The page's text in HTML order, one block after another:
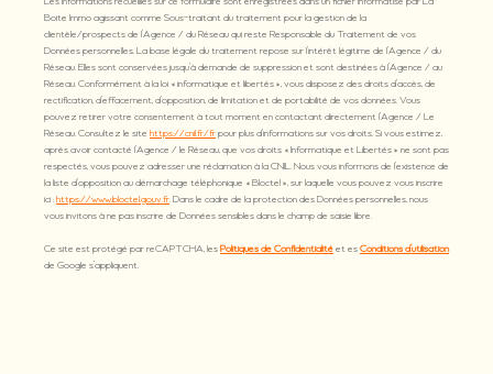
Boite Immo agissant comme Sous-traitant du traitement pour la gestion de la
clientèle/prospects de l'Agence / du Réseau qui reste Responsable du Traitement de vos
Données personnelles. La base légale du traitement repose sur l'intérêt légitime de l'Agence / du
Réseau. Elles sont conservées jusqu'à demande de suppression et sont destinées à l'Agence / au
Réseau. Conformément à la loi « informatique et libertés », vous disposez des droits d’accès, de
rectification, d’effacement, d’opposition, de limitation et de portabilité de vos données. Vous
pouvez retirer votre consentement à tout moment en contactant directement l’Agence / Le
Réseau. Consultez le site https://cnil.fr/frpour plus d’informations sur vos droits. Si vous estimez,
après avoir contacté l'Agence / le Réseau, que vos droits « Informatique et Libertés » ne sont pas
respectés, vous pouvez adresser une réclamation à la CNIL. Nous vous informons de l’existence de
la liste d'opposition au démarchage téléphonique « Bloctel », sur laquelle vous pouvez vous inscrire
ici :https://www.bloctel.gouv.fr. Dans le cadre de la protection des Données personnelles, nous
vous invitons à ne pas inscrire de Données sensibles dans le champ de saisie libre.
Ce site est protégé par reCAPTCHA, lesPolitiques de Confidentialitéet esConditions d'utilisation
de Google s'appliquent.